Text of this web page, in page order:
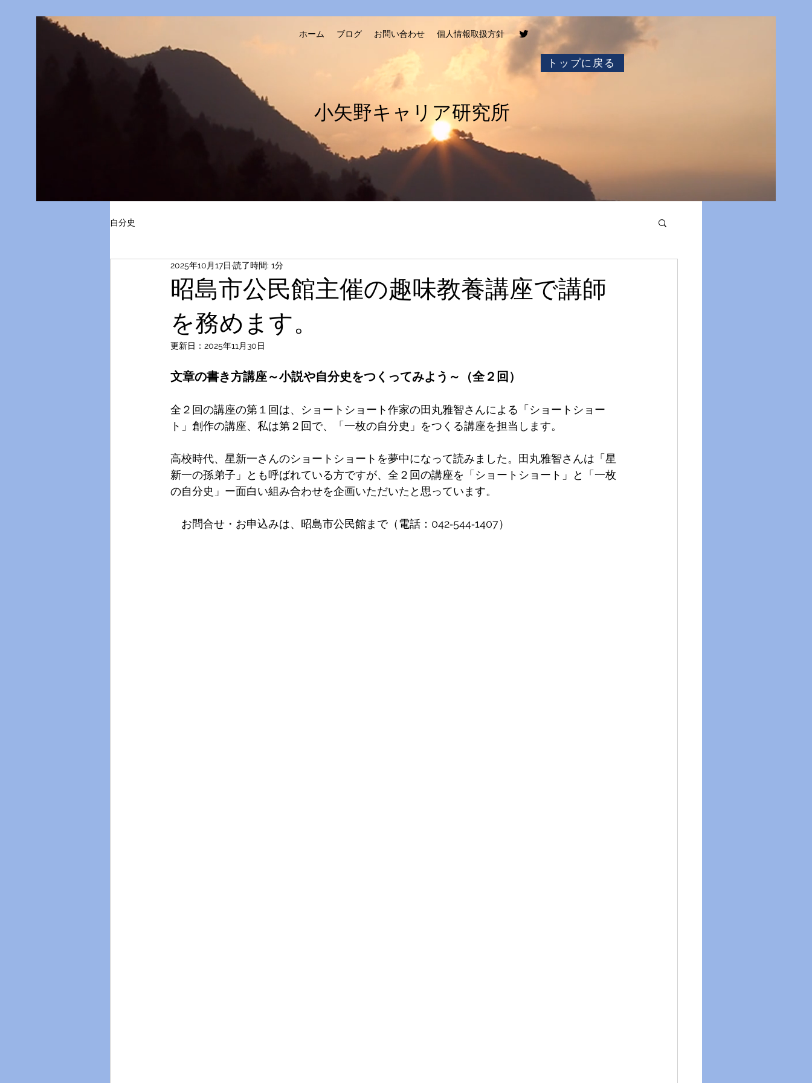
ホーム ブログ お問い合わせ 個人情報取扱方針
​小矢野キャリア研究所
トップに戻る
自分史
昭島市公民館主催の趣味教養講座で講師
を務めます。
2025年10月17日 読了時間: 1分
更新日： 2025年11月30日
文章の書き方講座～小説や自分史をつくってみよう～（全２回）
全２回の講座の第１回は、ショートショート作家の田丸雅智さんによる「ショートショー
ト」創作の講座、私は第２回で、「一枚の自分史」をつくる講座を担当します。
高校時代、星新一さんのショートショートを夢中になって読みました。田丸雅智さんは「星
新一の孫弟子」とも呼ばれている方ですが、全２回の講座を「ショートショート」と「一枚
の自分史」ー面白い組み合わせを企画いただいたと思っています。
お問合せ・お申込みは、昭島市公民館まで（電話：042‐544‐1407）